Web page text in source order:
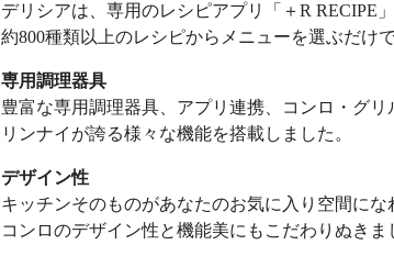
デリシアは、専用のレシピアプリ「＋R RECIPE」
約800種類以上のレシピからメニューを選ぶだけ
専用調理器具
豊富な専用調理器具、アプリ連携、コンロ・グリ
リンナイが誇る様々な機能を搭載しました。
デザイン性
キッチンそのものがあなたのお気に入り空間にな
コンロのデザイン性と機能美にもこだわりぬきま